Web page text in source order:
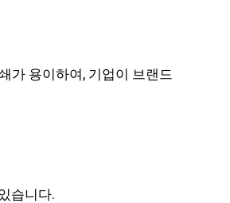
가 용이하여, 기업이 브랜드
습니다.